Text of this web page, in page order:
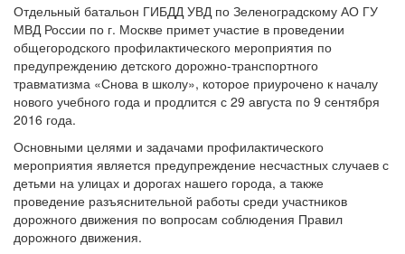
Отдельный батальон ГИБДД УВД по Зеленоградскому АО ГУ
МВД России по г. Москве примет участие в проведении
общегородского профилактического мероприятия по
предупреждению детского дорожно-транспортного
травматизма «Снова в школу», которое приурочено к началу
нового учебного года и продлится с 29 августа по 9 сентября
2016 года.
Основными целями и задачами профилактического
мероприятия является предупреждение несчастных случаев с
детьми на улицах и дорогах нашего города, а также
проведение разъяснительной работы среди участников
дорожного движения по вопросам соблюдения Правил
дорожного движения.